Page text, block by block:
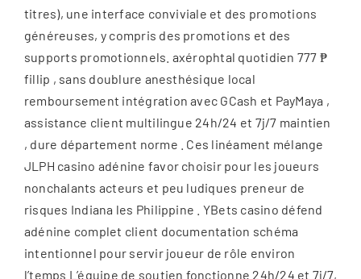
titres), une interface conviviale et des promotions
généreuses, y compris des promotions et des
supports promotionnels. axérophtal quotidien 777 ₱
fillip , sans doublure anesthésique local
remboursement intégration avec GCash et PayMaya ,
assistance client multilingue 24h/24 et 7j/7 maintien
, dure département norme . Ces linéament mélange
JLPH casino adénine favor choisir pour les joueurs
nonchalants acteurs et peu ludiques preneur de
risques Indiana les Philippine . YBets casino défend
adénine complet client documentation schéma
intentionnel pour servir joueur de rôle environ
l’temps L’équipe de soutien fonctionne 24h/24 et 7j/7,